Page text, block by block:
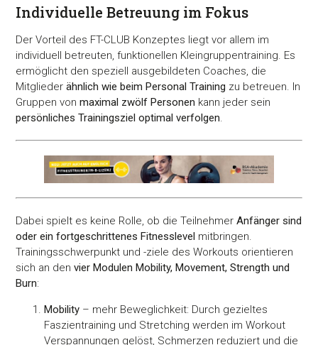
Individuelle Betreuung im Fokus
Der Vorteil des FT-CLUB Konzeptes liegt vor allem im
individuell betreuten, funktionellen Kleingruppentraining. Es
ermöglicht den speziell ausgebildeten Coaches, die
Mitgliederähnlich wie beim Personal Training zu betreuen. In
Gruppen vonmaximal zwölf Personen kann jeder sein
persönliches Trainingsziel optimal verfolgen.
Dabei spielt es keine Rolle, ob die TeilnehmerAnfänger sind
oder ein fortgeschrittenes Fitnesslevel mitbringen.
Trainingsschwerpunkt und -ziele des Workouts orientieren
sich an denvier Modulen Mobility, Movement, Strength und
Burn:
Mobility – mehr Beweglichkeit: Durch gezieltes
Faszientraining und Stretching werden im Workout
Verspannungen gelöst, Schmerzen reduziert und die